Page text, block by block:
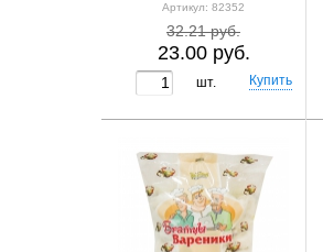
Артикул: 82352
32.21 руб.
23.00 руб.
шт.